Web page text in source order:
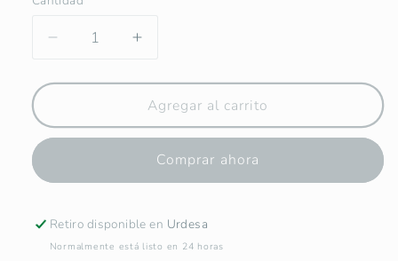
Reducir
para
tipo
Cirio
San
Aumentar
para
Vela
tipo
Cirio
San
Agregar al carrito
Comprar ahora
Retiro disponible en Urdesa
Normalmente está listo en 24 horas